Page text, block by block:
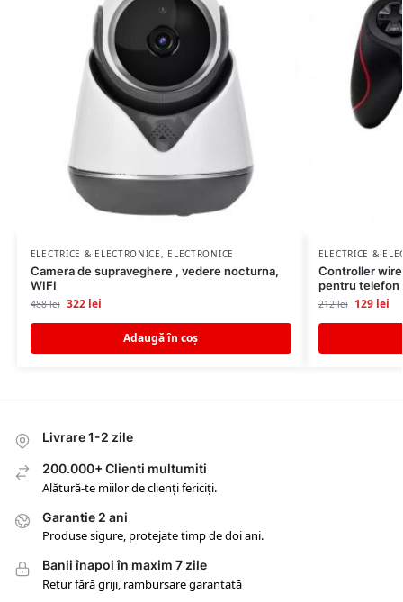
ELECTRICE & ELECTRONICE, ELECTRONICE
Camera de supraveghere , vedere nocturna,
WIFI
488lei 322 lei
Adaugă în coș
ELECTRICE &
Controller
pentru telefon
212lei 129 lei
Livrare 1-2 zile
200.000+ Clienti multumiti
Alătură-te miilor de clienți fericiți.
Garantie 2 ani
Produse sigure, protejate timp de doi ani.
Banii înapoi în maxim 7 zile
Retur fără griji, rambursare garantată